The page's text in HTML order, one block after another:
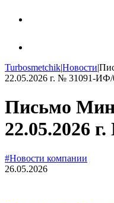
Turbosmetchik|Новости|
22.05.2026 г. № 31091-ИФ/
Письмо
22.05.2026
#Новости компании
26.05.2026